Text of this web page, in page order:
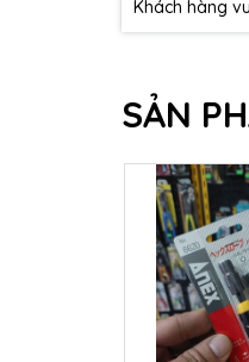
Khách hàng
SẢN